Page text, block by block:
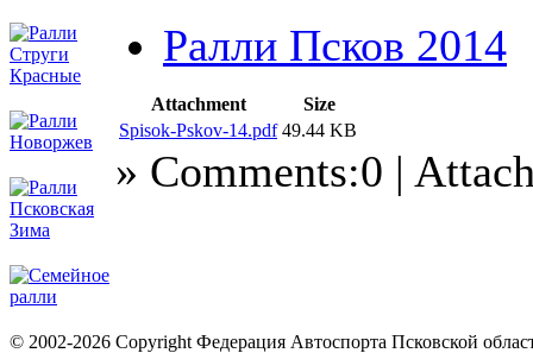
Ралли Псков 2014
Attachment
Size
Spisok-Pskov-14.pdf 49.44 KB
» Comments:0 |
© 2002-2026 Copyright Федерация Автоспорта Псковской